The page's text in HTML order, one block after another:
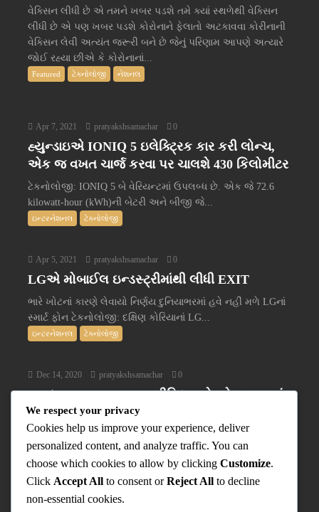
વેક્સિન લીધી છે એ તમને ખબર પડશે તમે ક્યાં સ્થળેથી વેક્સિન
લીધી છે એ પણ ખબર પડશે કોરોનાને ફેલાતો અટકાવવા કોરીનાની
વેક્સિન લેવી અત્યંત જરૂરી બને છે જેનું પરિણામ આપણે અત્યારે
જોઈ રહ્યા છીએ કે કોરોનાનાં...
Featured ટેક્નોલોજી નેશનલ
Apr 7, 2021 pratyakshsamachar 0
હ્યુન્ડાઇએ IONIQ 5 ઇલેક્ટ્રિક કાર કરી લોન્ચ,
એક જ વખત ચાર્જ કરવા પર ચાલશે 430 કિલોમીટર
ટેકનોલોજી: IONIQ 5 બે વેરિયન્ટમાં ઉપલબ્ધ છે. એક જે 72.6
kilowatt-hour (kWh)ની બેટરી અને બીજી જે...
ઇન્ટરનેશનલ ટેક્નોલોજી
Apr 5, 2021 pratyakshsamachar 0
LGએ મોબાઈલ ઇન્ડસ્ટ્રીમાંથી લીધી EXIT
ભારે ખોટનાં કારણે લેવાયો નિર્ણય દુનિયાભરમાં હવે નહીં મળે LGનાં
સ્માર્ટ ફોન ટેકનોલોજી: દક્ષિણ કોરિયાનાં LG...
ઇન્ટરનેશનલ ટેક્નોલોજી
Dec 14, 2020 pratyakshsamachar 0
Nokia PureBook X14 પ્રીમિયમ લેપટોપ ભારતમાં
લોન્ચ થયું
ભારતમાં Nokia સ્માર્ટફોન ખૂબ જ લોકપ્રિય છે. તેમની સ્માર્ટફોન
બોડી અને સ્ટોક Android ફોન્સ લોકોનાં લોકપ્રિયતાનું...
ટેક્નોલોજી
પ્રત્યક્ષ વિશે
Contact Us
We respect your privacy
Cookies help us improve your experience, deliver
personalized content, and analyze traffic. You can
choose which cookies to allow by clicking Customize.
Click Accept All to consent orReject All to decline
non-essential cookies.